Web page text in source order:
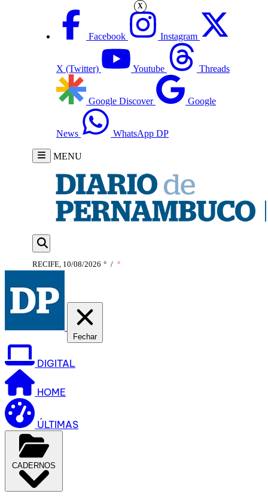
Facebook Instagram
X (Twitter) Youtube Threads
Google Discover Google
News WhatsApp DP
MENU
RECIFE, 10/08/2026 ° / °
Fechar
DIGITAL
HOME
ÚLTIMAS
CADERNOS
X